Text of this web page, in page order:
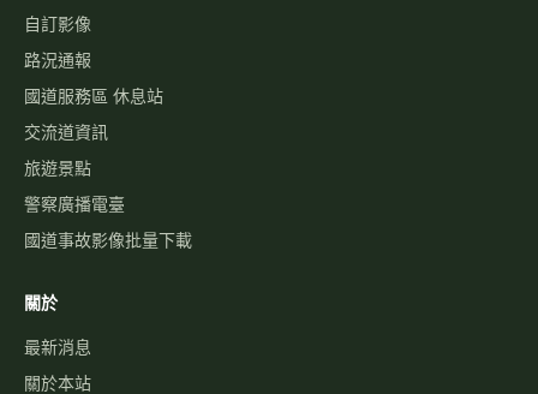
自訂影像
路況通報
國道服務區 休息站
交流道資訊
旅遊景點
警察廣播電臺
國道事故影像批量下載
關於
最新消息
關於本站